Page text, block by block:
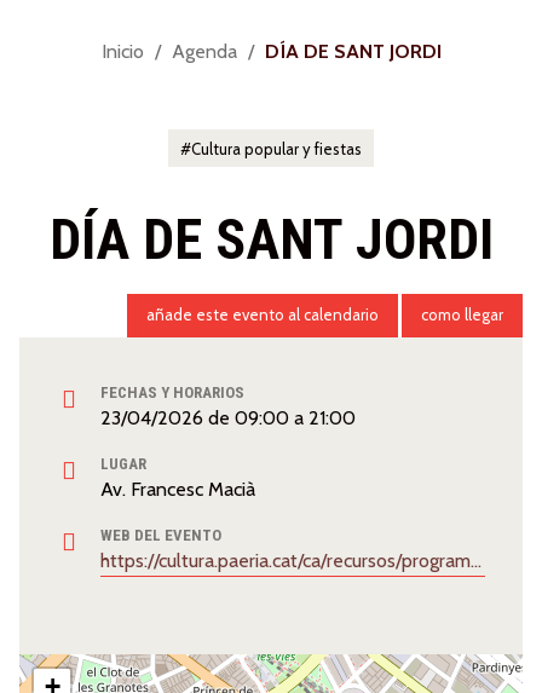
Usted
Inicio Agenda DÍA DE SANT JORDI
Cultura popular y fiestas
DÍA DE SANT JORDI
FECHAS Y HORARIOS
23/04/2026 de 09:00 a 21:00
LUGAR
Av. Francesc Macià
WEB DEL EVENTO
https://cultura.paeria.cat/ca/recursos/programa-sant-jordi-2026.pdf
añade este evento al calendario como llegar
+